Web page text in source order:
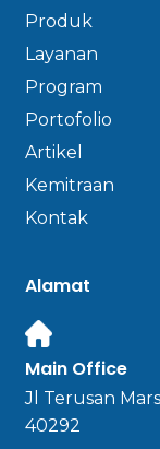
Produk
Layanan
Program
Portofolio
Artikel
Kemitraan
Kontak
Alamat
Main Office
Jl Terusan
40292